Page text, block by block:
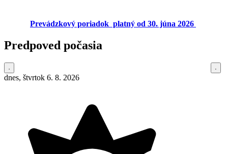
Prevádzkový poriadok platný od 30. júna 2026
Predpoved počasia
dnes, štvrtok 6. 8. 2026